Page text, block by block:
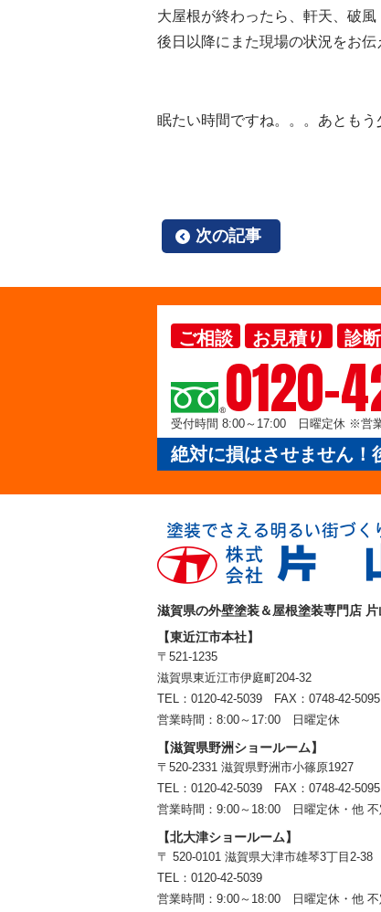
大屋根が終わったら、軒天、破
後日以降にまた現場の状況をお伝
眠たい時間ですね。。。あとも
次の記事
ご相談 お見積り 診断
0120-
受付時間 8:00～17:00 日曜定休 ※営
絶対に損はさせません！
滋賀県の外壁塗装＆屋根塗装専門店 片
【東近江市本社】
〒521-1235
滋賀県東近江市伊庭町204-32
TEL：0120-42-5039 FAX：0748-42-5095
営業時間：8:00～17:00 日曜定休
【滋賀県野洲ショールーム】
〒520-2331 滋賀県野洲市小篠原1927
TEL： 0120-42-5039 FAX：0748-42-5095
営業時間：9:00～18:00
日曜定休・他
【北大津ショールーム】
〒 520-0101 滋賀県大津市雄琴3丁目2-38
TEL： 0120-42-5039
営業時間：9:00～18:00
日曜定休・他